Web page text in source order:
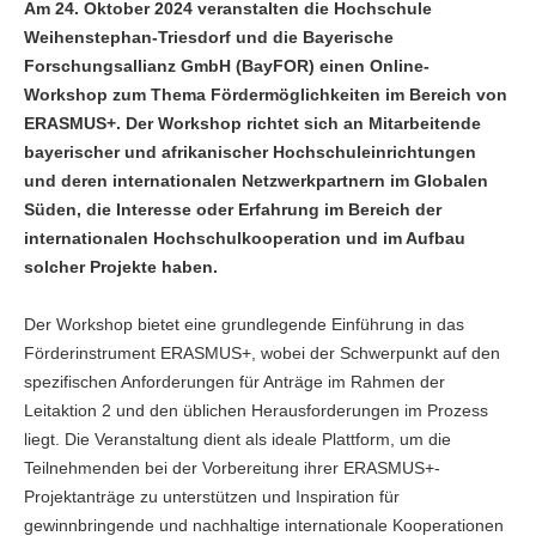
Am 24. Oktober 2024 veranstalten die Hochschule
Weihenstephan-Triesdorf und die Bayerische
Forschungsallianz GmbH (BayFOR) einen Online-
Workshop zum Thema Fördermöglichkeiten im Bereich von
ERASMUS+. Der Workshop richtet sich an Mitarbeitende
bayerischer und afrikanischerHochschuleinrichtungen
und deren internationalen Netzwerkpartnern im Globalen
Süden, die Interesse oder Erfahrung im Bereich der
internationalen Hochschulkooperation und im Aufbau
solcher Projekte haben.
Der Workshop bietet eine grundlegende Einführung in das
Förderinstrument ERASMUS+, wobei der Schwerpunkt auf den
spezifischen Anforderungen für Anträge im Rahmen der
Leitaktion 2 und den üblichen Herausforderungen im Prozess
liegt. Die Veranstaltung dient als ideale Plattform, um die
Teilnehmenden bei der Vorbereitung ihrer ERASMUS+-
Projektanträge zu unterstützen und Inspiration für
gewinnbringende und nachhaltige internationale Kooperationen